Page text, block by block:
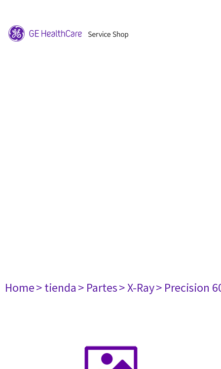
Home> tienda> Partes> X-Ray> Precision